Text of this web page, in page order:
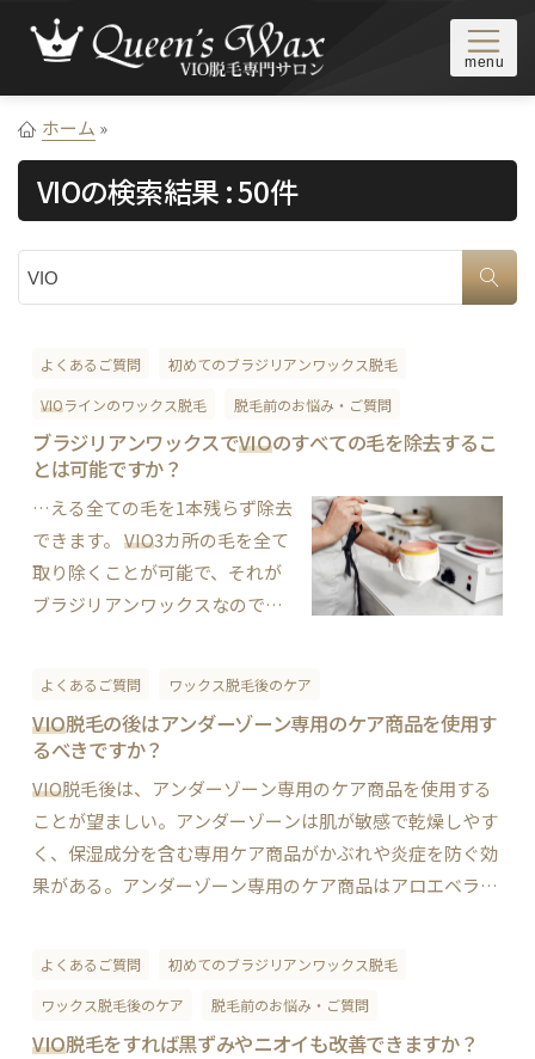
Skip to content
ブラジリアンワックス＆VIO脱
毛専門サロン Queen's Wax
東京/新宿・池袋・恵比寿にあるブラジリアンワックス脱毛サロ
ン 。VIO脱毛や鼻毛・眉毛の脱毛なら顧客満足度NO.1の
Queen's Wax（クイーンズワックス）。年間10,000人以上が来
店/ワックス脱毛のプロがあなたの脱毛デビューを完全サポー
ト。駅近＆22時まで営業。当日予約OK
ホーム »
VIOの検索結果 : 50件
よくあるご質問 初めてのブラジリアンワックス脱毛
VIOラインのワックス脱毛 脱毛前のお悩み・ご質問
ブラジリアンワックスでVIOのすべての毛を除去するこ
とは可能ですか？
…える全ての毛を1本残らず除去
できます。 VIO3カ所の毛を全て
取り除くことが可能で、それが
ブラジリアンワックスなので
ために使用される一般的な方法
の1つです。しかし、
ての毛を除去することができる
かどうかは、個人…
よくあるご質問 ワックス脱毛後のケア
VIO脱毛の後はアンダーゾーン専用のケア商品を使用す
るべきですか？
VIO脱毛後は、アンダーゾーン専用のケア商品を使用する
ことが望ましい。アンダーゾーンは肌が敏感で乾燥しやす
く、保湿成分を含む専用ケア商品がかぶれや炎症を防ぐ効
果がある。アンダーゾーン専用のケア商品はアロエベラジ
よくあるご質問 初めてのブラジリアンワックス脱毛
ワックス脱毛後のケア 脱毛前のお悩み・ご質問
VIO脱毛をすれば黒ずみやニオイも改善できますか？